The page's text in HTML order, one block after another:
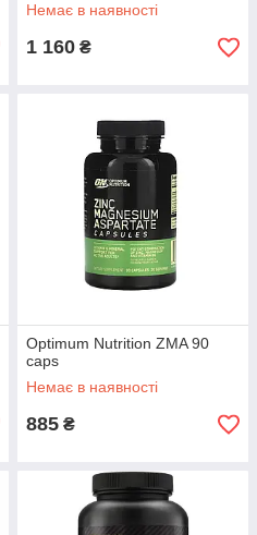
Немає в наявності
1 160 ₴
Optimum Nutrition ZMA 90
caps
Немає в наявності
885 ₴